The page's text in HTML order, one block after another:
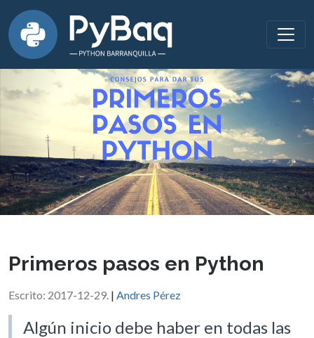
Primeros pasos en Python
Escrito: 2017-12-29. | Andres Pérez
Algún inicio debe haber en todas las